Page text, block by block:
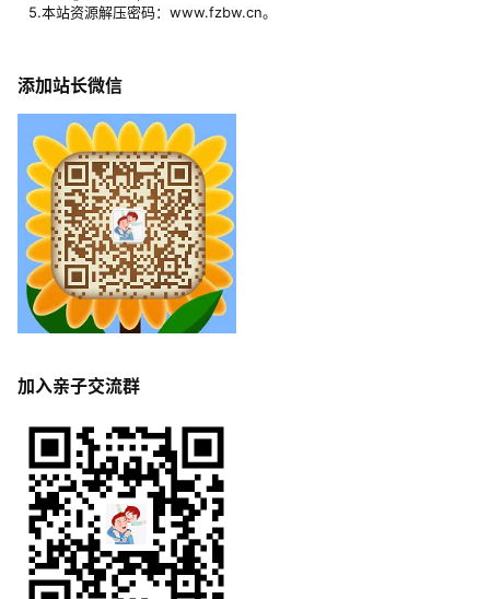
5.本站资源解压密码：www.fzbw.cn。
添加站长微信
加入亲子交流群